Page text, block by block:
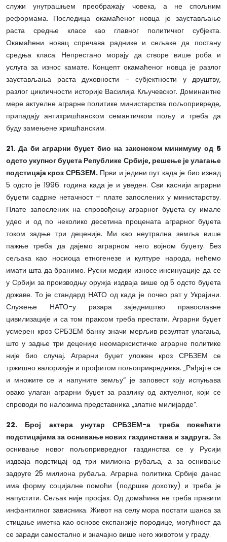
служи унутрашњем преображају човека, а не спољним
реформама. Последица окамаћеног новца је заустављање
раста средње класе као главног политичког субјекта.
Окамаћени новац спречава раднике и сељаке да постану
средња класа. Непрестано морају да створе више роба и
услуга за износ камате. Концепт окамаћеног новца је разлог
заустављања раста духовности – субјектности у друштву,
разлог цикличности историје Василија Кључевског. Доминантне
мере актуелне аграрне политике министарства пољопривреде,
припадају антихришћанском семантичком пољу и треба да
буду замењене хришћанским.
21. Да би аграрни буџет био на законском минимуму од 5
одсто укупног буџета Републике Србије, решење је улагање
подстицаја кроз СРБЗЕМ.Први и једини пут када је био изнад
5 одсто је 1996. година када је и уведен. Сви каснији аграрни
буџети садрже нетачност – плате запослених у министарству.
Плате запослених на спровођењу аграрног буџета су имале
удео и од по неколико десетина процената аграрног буџета
током задње три деценије. Ми као неутрална земља више
пажње треба да дајемо аграрном него војном буџету. Без
сељака као носиоца етногенезе и културе народа, нећемо
имати шта да бранимо. Руски медији износе инсинуације да се
у Србији за производњу оружја издваја више од 5 одсто буџета
државе. То је стандард НАТО од када је почео рат у Украјини.
Служење НАТО-у разара заједништво православне
цивилизације и са том праксом треба престати. Аграрни буџет
усмерен кроз СРБЗЕМ банку значи мерљив резултат улагања,
што у задње три деценије неомарксистичке аграрне политике
није био случај. Аграрни буџет уложен кроз СРБЗЕМ се
тржишно валоризује и профитом пољопривредника. „Рађајте се
и множите се и напуните земљу“ је заповест коју испуњава
овако улаган аграрни буџет за разлику од актуелног, који се
спроводи по налозима представника „златне милијарде“.
22. Број актера унутар СРБЗЕМ-а треба повећати
подстицајима за оснивање нових газдинстава и задруга.За
оснивање новог пољопривредног газдинства се у Русији
издваја подстицај од три милиона рубаља, а за оснивање
задруге 25 милиона рубаља. Аграрна политика Србије данас
има форму социјалне помоћи (подршке дохотку) и треба је
напустити. Сељак није просјак. Од домаћина не треба правити
инфантилног зависника. Живот на селу мора постати шанса за
стицање иметка као основе експанзије породице, могућност да
се заради самостално и значајно више него животом у граду.